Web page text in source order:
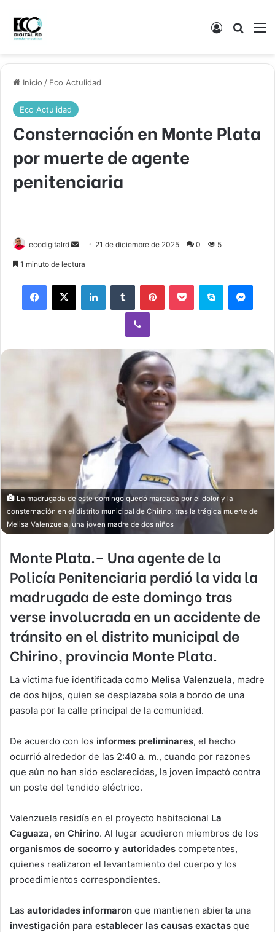
Acceso
Inicio / Eco Actulidad
Eco Actulidad
Consternación en Monte Plata
por muerte de agente
penitenciaria
ecodigitalrd
Send 21 de diciembre de 2025 0 5
1 minuto de lectura
Facebook
X LinkedInTumblr PinterestPocket Skype
Viber
La madrugada de este domingo quedó marcada por el dolor y la
consternación en el distrito municipal de Chirino, tras la trágica muerte de
Melisa Valenzuela, una joven madre de dos niños
Monte Plata.– Una agente de la
Policía Penitenciaria perdió la vida la
madrugada de este domingo tras
verse involucrada en un accidente de
tránsito en el distrito municipal de
Chirino, provincia Monte Plata.
La víctima fue identificada como Melisa Valenzuela, madre
de dos hijos, quien se desplazaba sola a bordo de una
pasola por la calle principal de la comunidad.
De acuerdo con los informes preliminares, el hecho
ocurrió alrededor de las 2:40 a. m., cuando por razones
que aún no han sido esclarecidas, la joven impactó contra
un poste del tendido eléctrico.
Valenzuela residía en el proyecto habitacional La
Caguaza, en Chirino. Al lugar acudieron miembros de los
organismos de socorro y autoridades competentes,
quienes realizaron el levantamiento del cuerpo y los
procedimientos correspondientes.
Las autoridades informaron que mantienen abierta una
investigación para establecer las causas exactas que